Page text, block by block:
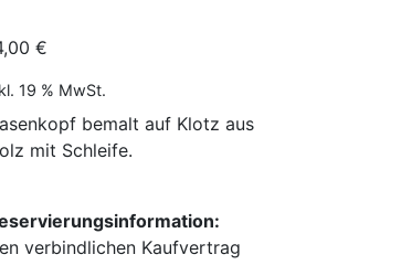
€
19 % MwSt.
bemalt auf Klotz aus
mit Schleife.
verbindlichen Kaufvertrag